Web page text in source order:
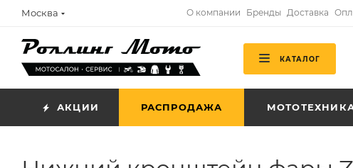
Москва О компании Бренды Доставка
КАТАЛОГ
АКЦИИ РАСПРОДАЖА